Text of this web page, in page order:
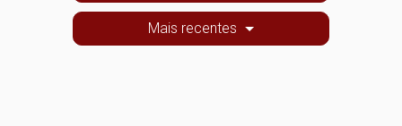
Mais recentes